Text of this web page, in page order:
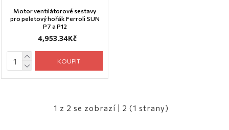
Motor ventilátorové sestavy
pro peletový hořák Ferroli SUN
P7 a P12
4,953.34Kč
KOUPIT
1 z 2 se zobrazí | 2 (1 strany)